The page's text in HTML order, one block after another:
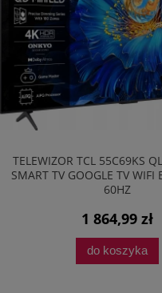
TELEWIZOR TCL 55C69KS
SMART TV GOOGLE TV WIFI
60HZ
1 864,99 zł
do koszyka